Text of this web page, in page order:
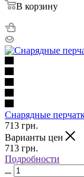
В корзину
Снарядные
713 грн.
Варианты цен
713 грн.
Подробности